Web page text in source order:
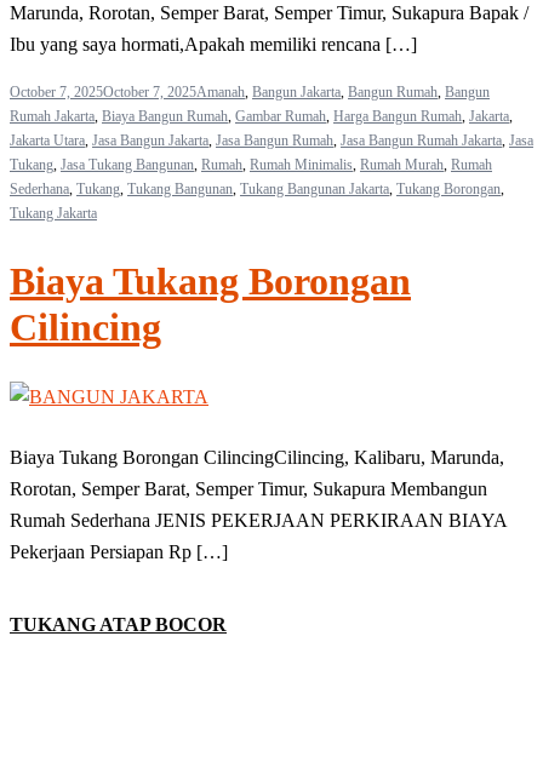
Marunda, Rorotan, Semper Barat, Semper Timur, Sukapura Bapak /
Ibu yang saya hormati,Apakah memiliki rencana […]
October 7, 2025October 7, 2025Amanah, Bangun Jakarta, Bangun Rumah, Bangun
Rumah Jakarta, Biaya Bangun Rumah, Gambar Rumah, Harga Bangun Rumah, Jakarta,
Jakarta Utara, Jasa Bangun Jakarta, Jasa Bangun Rumah, Jasa Bangun Rumah Jakarta, Jasa
Tukang, Jasa Tukang Bangunan, Rumah, Rumah Minimalis, Rumah Murah, Rumah
Sederhana, Tukang, Tukang Bangunan, Tukang Bangunan Jakarta, Tukang Borongan,
Tukang Jakarta
Biaya Tukang Borongan
Cilincing
Biaya Tukang Borongan CilincingCilincing, Kalibaru, Marunda,
Rorotan, Semper Barat, Semper Timur, Sukapura Membangun
Rumah Sederhana JENIS PEKERJAAN PERKIRAAN BIAYA
Pekerjaan Persiapan Rp […]
TUKANG ATAP BOCOR